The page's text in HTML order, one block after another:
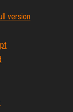
version